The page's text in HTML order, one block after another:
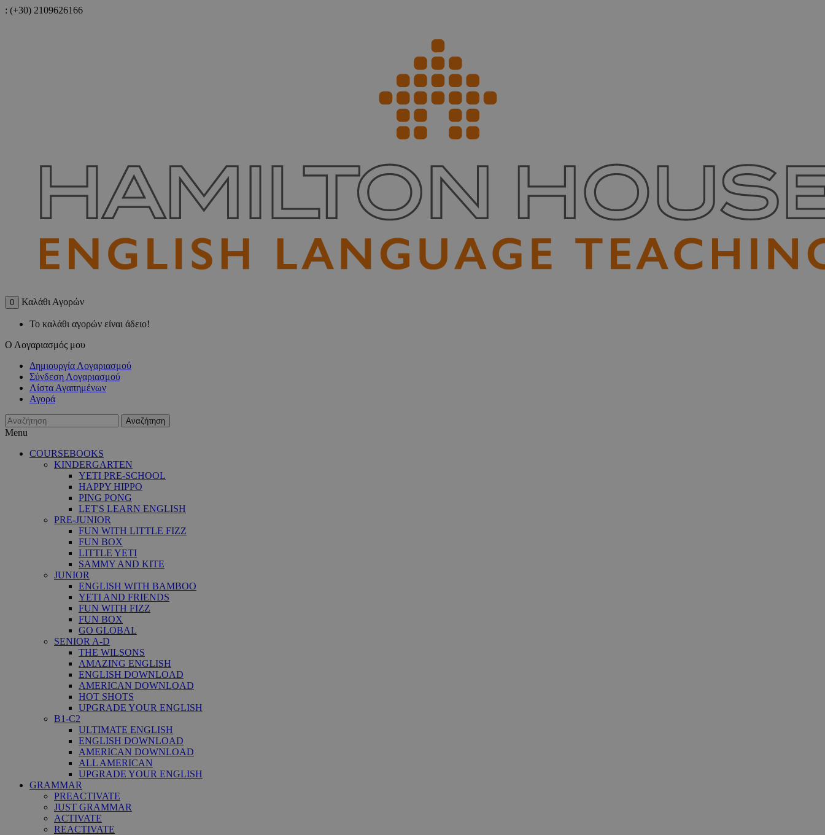
: (+30) 2109626166
0 Καλάθι Αγορών
Το καλάθι αγορών είναι άδειο!
Ο Λογαριασμός μου
Δημιουργία Λογαριασμού
Σύνδεση Λογαριασμού
Λίστα Αγαπημένων
Αγορά
Αναζήτηση
Menu
COURSEBOOKS
KINDERGARTEN
YETI PRE-SCHOOL
HAPPY HIPPO
PING PONG
LET'S LEARN ENGLISH
PRE-JUNIOR
FUN WITH LITTLE FIZZ
FUN BOX
LITTLE YETI
SAMMY AND KITE
JUNIOR
ENGLISH WITH BAMBOO
YETI AND FRIENDS
FUN WITH FIZZ
FUN BOX
GO GLOBAL
SENIOR A-D
THE WILSONS
AMAZING ENGLISH
ENGLISH DOWNLOAD
AMERICAN DOWNLOAD
HOT SHOTS
UPGRADE YOUR ENGLISH
B1-C2
ULTIMATE ENGLISH
ENGLISH DOWNLOAD
AMERICAN DOWNLOAD
ALL AMERICAN
UPGRADE YOUR ENGLISH
GRAMMAR
PREACTIVATE
JUST GRAMMAR
ACTIVATE
REACTIVATE